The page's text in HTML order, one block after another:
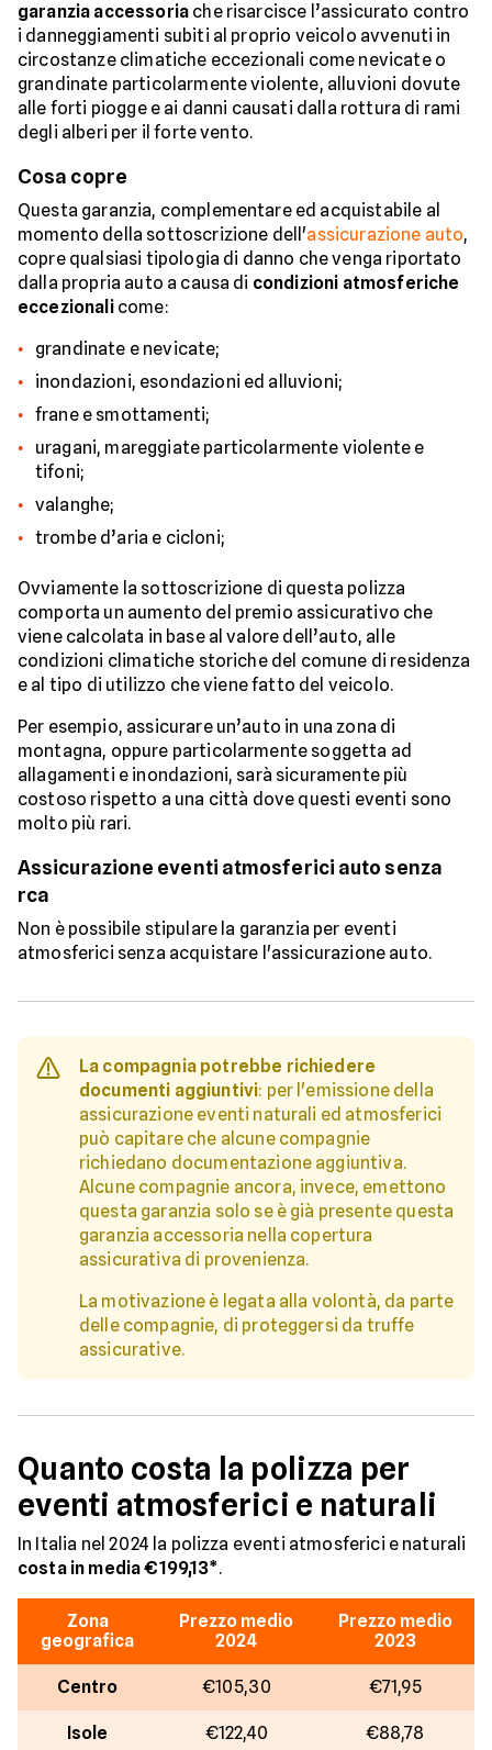
garanzia accessoria che risarcisce l’assicurato contro
i danneggiamenti subiti al proprio veicolo avvenuti in
circostanze climatiche eccezionali come nevicate o
grandinate particolarmente violente, alluvioni dovute
alle forti piogge e ai danni causati dalla rottura di rami
degli alberi per il forte vento.
Cosa copre
Questa garanzia, complementare ed acquistabile al
momento della sottoscrizione dell'assicurazione auto,
copre qualsiasi tipologia di danno che venga riportato
dalla propria auto a causa di condizioni atmosferiche
eccezionalicome:
grandinate e nevicate;
inondazioni, esondazioni ed alluvioni;
frane e smottamenti;
uragani, mareggiate particolarmente violente e
tifoni;
valanghe;
trombe d’aria e cicloni;
Ovviamente la sottoscrizione di questa polizza
comporta un aumento del premio assicurativo che
viene calcolata in base al valore dell’auto, alle
condizioni climatiche storiche del comune di residenza
e al tipo di utilizzo che viene fatto del veicolo.
Per esempio, assicurare un’auto in una zona di
montagna, oppure particolarmente soggetta ad
allagamenti e inondazioni, sarà sicuramente più
costoso rispetto a una città dove questi eventi sono
molto più rari.
Assicurazione eventi atmosferici auto senza
rca
Non è possibile stipulare la garanzia per eventi
atmosferici senza acquistare l'assicurazione auto.
La compagnia potrebbe richiedere
documenti aggiuntivi: per l'emissione della
assicurazione eventi naturali ed atmosferici
può capitare che alcune compagnie
richiedano documentazione aggiuntiva.
Alcune compagnie ancora, invece, emettono
questa garanzia solo se è già presente questa
garanzia accessoria nella copertura
assicurativa di provenienza.
La motivazione è legata alla volontà, da parte
delle compagnie, di proteggersi da truffe
assicurative.
Quanto costa la polizza per
eventi atmosferici e naturali
In Italia nel 2024 la polizza eventi atmosferici e naturali
costa in media €199,13*.
Zona
geografica
Prezzo medio
2024
Prezzo medio
2023
Centro €105,30 €71,95
Isole €122,40 €88,78